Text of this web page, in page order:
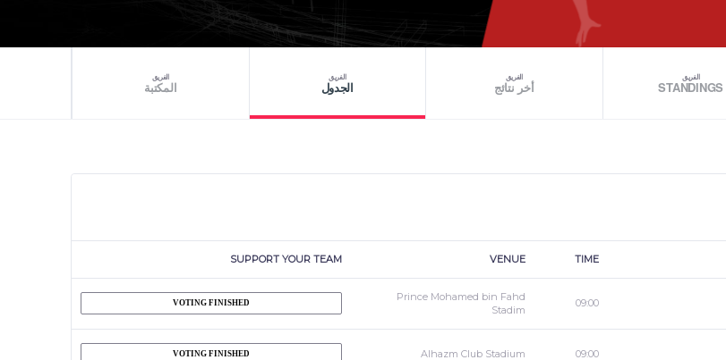
الفريق
STANDINGS
الفريق
أخر نتائج
الفريق
الجدول
الفريق
المكتبة
TIME
VENUE
SUPPORT YOUR TEAM
09:00
Prince Mohamed bin Fahd
Stadim
VOTING FINISHED
09:00
Alhazm Club Stadium
VOTING FINISHED